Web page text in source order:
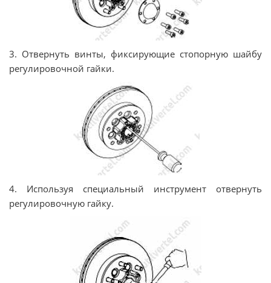
3. Отвернуть винты, фиксирующие стопорную шайбу
регулировочной гайки.
4. Используя специальный инструмент отвернуть
регулировочную гайку.